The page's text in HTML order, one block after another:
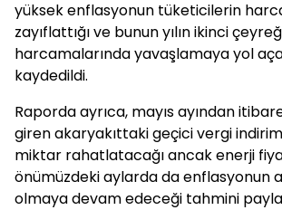
yüksek enflasyonun tüketicilerin
zayıflattığı ve bunun yılın ikinci
harcamalarında yavaşlamaya yol
kaydedildi.
Raporda ayrıca, mayıs ayından
giren akaryakıttaki geçici vergi
miktar rahatlatacağı ancak enerji
önümüzdeki aylarda da enflasyonun
olmaya devam edeceği tahmini